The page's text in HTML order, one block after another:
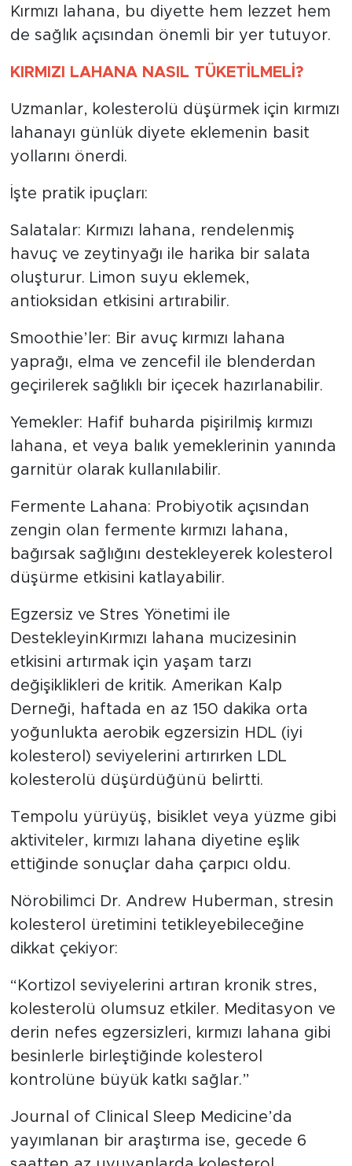
Kırmızı lahana, bu diyette hem lezzet hem
de sağlık açısından önemli bir yer tutuyor.
KIRMIZI LAHANA NASIL TÜKETİLMELİ?
Uzmanlar, kolesterolü düşürmek için kırmızı
lahanayı günlük diyete eklemenin basit
yollarını önerdi.
İşte pratik ipuçları:
Salatalar: Kırmızı lahana, rendelenmiş
havuç ve zeytinyağı ile harika bir salata
oluşturur. Limon suyu eklemek,
antioksidan etkisini artırabilir.
Smoothie’ler: Bir avuç kırmızı lahana
yaprağı, elma ve zencefil ile blenderdan
geçirilerek sağlıklı bir içecek hazırlanabilir.
Yemekler: Hafif buharda pişirilmiş kırmızı
lahana, et veya balık yemeklerinin yanında
garnitür olarak kullanılabilir.
Fermente Lahana: Probiyotik açısından
zengin olan fermente kırmızı lahana,
bağırsak sağlığını destekleyerek kolesterol
düşürme etkisini katlayabilir.
Egzersiz ve Stres Yönetimi ile
DestekleyinKırmızı lahana mucizesinin
etkisini artırmak için yaşam tarzı
değişiklikleri de kritik. Amerikan Kalp
Derneği, haftada en az 150 dakika orta
yoğunlukta aerobik egzersizin HDL (iyi
kolesterol) seviyelerini artırırken LDL
kolesterolü düşürdüğünü belirtti.
Tempolu yürüyüş, bisiklet veya yüzme gibi
aktiviteler, kırmızı lahana diyetine eşlik
ettiğinde sonuçlar daha çarpıcı oldu.
Nörobilimci Dr. Andrew Huberman, stresin
kolesterol üretimini tetikleyebileceğine
dikkat çekiyor:
“Kortizol seviyelerini artıran kronik stres,
kolesterolü olumsuz etkiler. Meditasyon ve
derin nefes egzersizleri, kırmızı lahana gibi
besinlerle birleştiğinde kolesterol
kontrolüne büyük katkı sağlar.”
Journal of Clinical Sleep Medicine’da
yayımlanan bir araştırma ise, gecede 6